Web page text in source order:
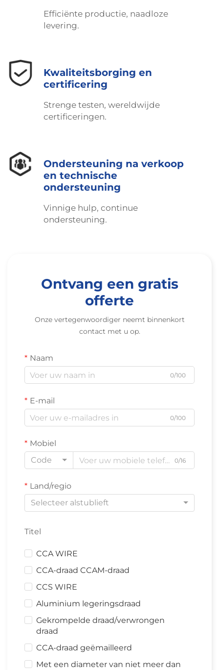
Efficiënte productie, naadloze
levering.
Kwaliteitsborging en
certificering
Strenge testen, wereldwijde
certificeringen.
Ondersteuning na verkoop
en technische
ondersteuning
Vinnige hulp, continue
ondersteuning.
Ontvang een gratis
offerte
Onze vertegenwoordiger neemt binnenkort
contact met u op.
Naam
0/100
E-mail
0/100
Mobiel
Code
0/16
Land/regio
Selecteer alstublieft
Titel
CCA WIRE
CCA-draad CCAM-draad
CCS WIRE
Aluminium legeringsdraad
Gekrompelde draad/verwrongen
draad
CCA-draad geëmailleerd
Met een diameter van niet meer dan